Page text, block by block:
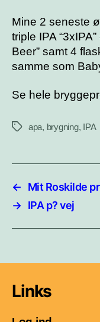
Mine 2 seneste
triple IPA
Beer” samt 4
samme som
Se hele
Tagsapa, brygning, IPA
←
Mit Roskilde
→ IPA p? vej
Links